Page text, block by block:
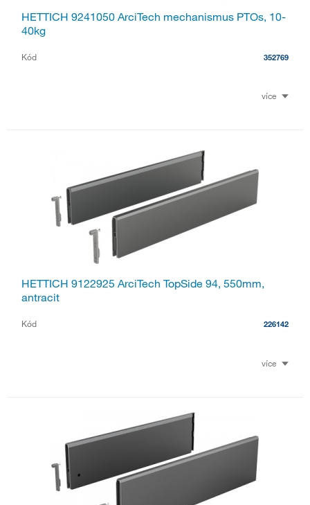
HETTICH 9241050 ArciTech mechanismus PTOs, 10-
40kg
Kód 352769
více
HETTICH 9122925 ArciTech TopSide 94, 550mm,
antracit
Kód 226142
více